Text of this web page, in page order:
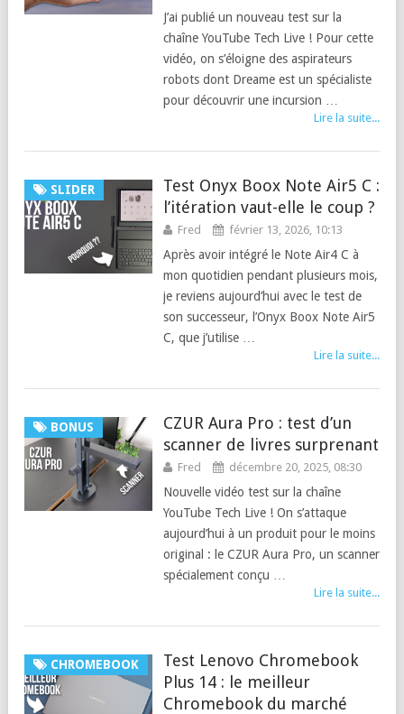
J’ai publié un nouveau test sur la
chaîne YouTube Tech Live ! Pour cette
vidéo, on s’éloigne des aspirateurs
robots dont Dreame est un spécialiste
pour découvrir une incursion …
Lire la suite...
SLIDER
Test Onyx Boox Note Air5 C :
l’itération vaut-elle le coup ?
Fred février 13, 2026, 10:13
Après avoir intégré le Note Air4 C à
mon quotidien pendant plusieurs mois,
je reviens aujourd’hui avec le test de
son successeur, l’Onyx Boox Note Air5
C, que j’utilise …
Lire la suite...
BONUS
CZUR Aura Pro : test d’un
scanner de livres surprenant
Fred décembre 20, 2025, 08:30
Nouvelle vidéo test sur la chaîne
YouTube Tech Live ! On s’attaque
aujourd’hui à un produit pour le moins
original : le CZUR Aura Pro, un scanner
spécialement conçu …
Lire la suite...
CHROMEBOOK
Test Lenovo Chromebook
Plus 14 : le meilleur
Chromebook du marché